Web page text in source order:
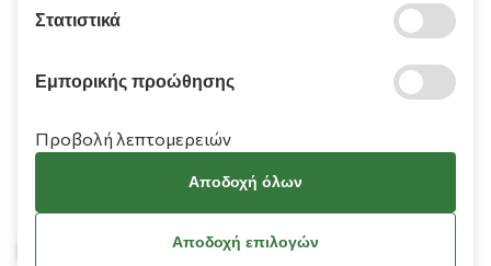
210 9709 100
Χρειάζεστε βοήθεια;
Στατιστικά
Εμπορικής προώθησης
Προβολή λεπτομερειών
Αποδοχή όλων
Αποδοχή επιλογών